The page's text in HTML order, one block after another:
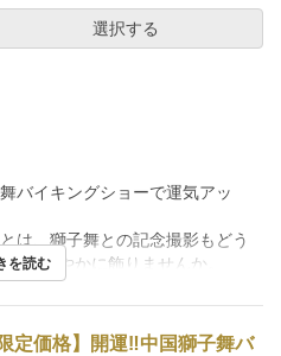
選択する
バイキングショーで運気アッ
は、獅子舞との記念撮影もどう
で華やかに飾りませんか。
を読む
定価格】開運‼中国獅子舞バ